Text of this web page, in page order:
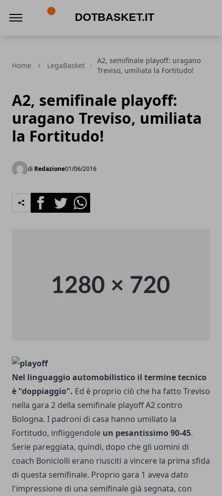
Home LegaBasket
A2, semifinale playoff: uragano
Treviso, umiliata la Fortitudo!
A2, semifinale playoff:
uragano Treviso, umiliata
la Fortitudo!
di Redazione01/06/2016
FacebookTwitterWhatsapp
Nel linguaggio automobilistico il termine tecnico
è "doppiaggio". Ed è proprio ciò che ha fatto Treviso
nella gara 2 della semifinale playoff A2 contro
Bologna. I padroni di casa hanno umiliato la
Fortitudo, infliggendole un pesantissimo 90-45.
Serie pareggiata, quindi, dopo che gli uomini di
coach Boniciolli erano riusciti a vincere la prima sfida
di questa semifinale. Proprio gara 1 aveva dato
l'impressione di una semifinale già segnata, con